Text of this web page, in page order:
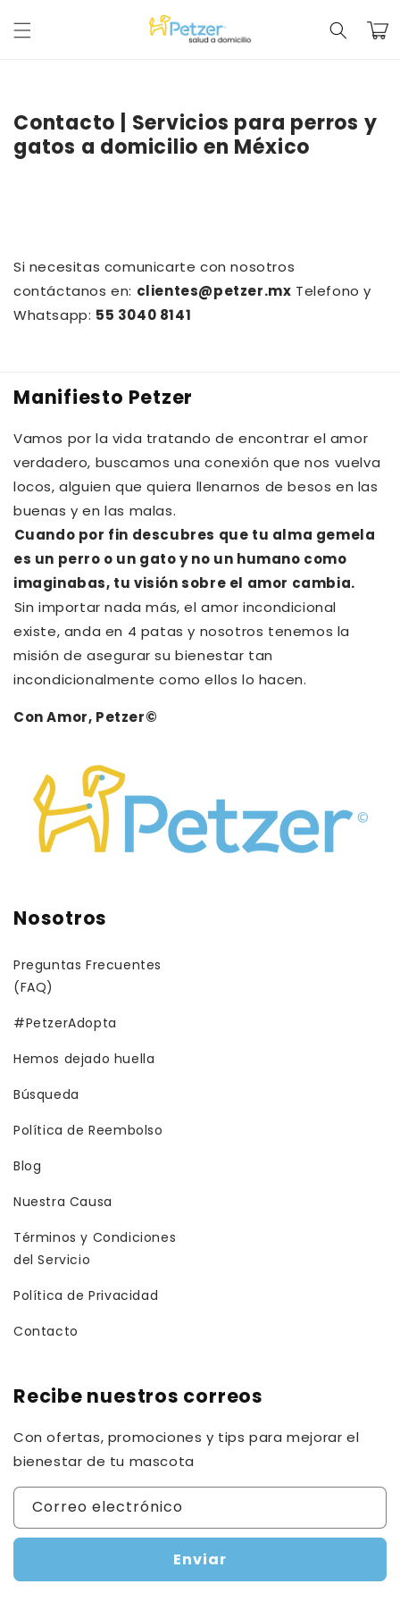
contenido
Carrito
Contacto | Servicios para perros y
gatos a domicilio en México
Si necesitas comunicarte con nosotros
contáctanos en: clientes@petzer.mx Telefono y
Whatsapp: 55 3040 8141
Manifiesto Petzer
Vamos por la vida tratando de encontrar el amor
verdadero, buscamos una conexión que nos vuelva
locos, alguien que quiera llenarnos de besos en las
buenas y en las malas.⁠⁠
Cuando por fin descubres que tu alma gemela
es un perro o un gato y no un humano como
imaginabas, tu visión sobre el amor cambia.⁠
⁠Sin importar nada más, el amor incondicional
existe, anda en 4 patas y nosotros tenemos la
misión de asegurar su bienestar tan
incondicionalmente como ellos lo hacen.
Con Amor, Petzer©
Nosotros
Preguntas Frecuentes
(FAQ)
#PetzerAdopta
Hemos dejado huella
Búsqueda
Política de Reembolso
Blog
Nuestra Causa
Términos y Condiciones
del Servicio
Política de Privacidad
Contacto
Recibe nuestros correos
Con ofertas, promociones y tips para mejorar el
bienestar de tu mascota
Correo electrónico
Enviar